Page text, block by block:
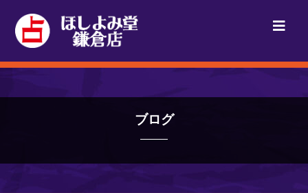
ブログ